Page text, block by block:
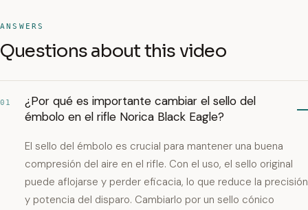
ANSWERS
Questions about this video
01
¿Por qué es importante cambiar el sello del
émbolo en el rifle Norica Black Eagle?
El sello del émbolo es crucial para mantener una buena
compresión del aire en el rifle. Con el uso, el sello original
puede aflojarse y perder eficacia, lo que reduce la precisión
y potencia del disparo. Cambiarlo por un sello cónico